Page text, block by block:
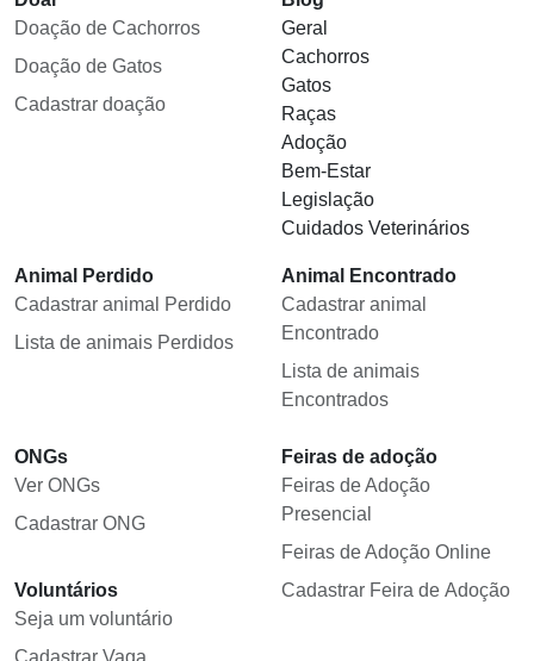
Doação de Cachorros
Doação de Gatos
Cadastrar doação
Geral
Cachorros
Gatos
Raças
Adoção
Bem-Estar
Legislação
Cuidados Veterinários
Animal Perdido
Cadastrar animal Perdido
Lista de animais Perdidos
Animal Encontrado
Cadastrar animal
Encontrado
Lista de animais
Encontrados
ONGs
Ver ONGs
Cadastrar ONG
Voluntários
Seja um voluntário
Cadastrar Vaga
Feiras de adoção
Feiras de Adoção
Presencial
Feiras de Adoção Online
Cadastrar Feira de Adoção